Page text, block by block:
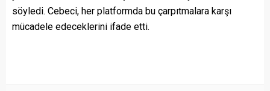
söyledi. Cebeci, her platformda bu çarpıtmalara karşı
mücadele edeceklerini ifade etti.